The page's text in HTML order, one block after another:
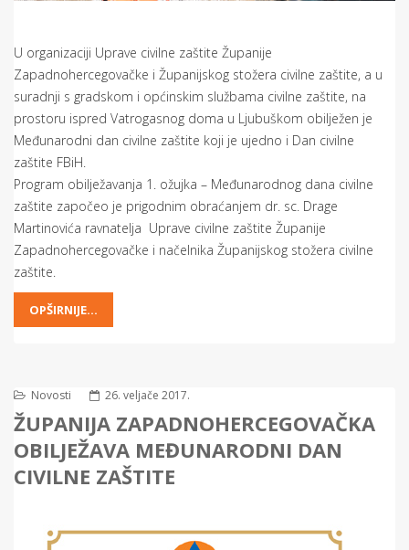
U organizaciji Uprave civilne zaštite Županije
Zapadnohercegovačke i Županijskog stožera civilne zaštite, a u
suradnji s gradskom i općinskim službama civilne zaštite, na
prostoru ispred Vatrogasnog doma u Ljubuškom obilježen je
Međunarodni dan civilne zaštite koji je ujedno i Dan civilne
zaštite FBiH.
Program obilježavanja 1. ožujka – Međunarodnog dana civilne
zaštite započeo je prigodnim obraćanjem dr. sc. Drage
Martinovića ravnatelja Uprave civilne zaštite Županije
Zapadnohercegovačke i načelnika Županijskog stožera civilne
zaštite.
OPŠIRNIJE...
Novosti 26. veljače 2017.
ŽUPANIJA ZAPADNOHERCEGOVAČKA
OBILJEŽAVA MEĐUNARODNI DAN
CIVILNE ZAŠTITE